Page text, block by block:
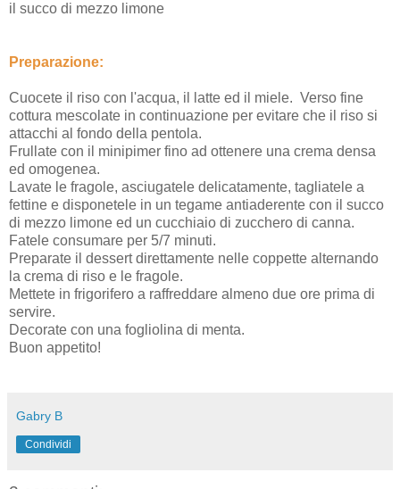
il succo di mezzo limone
Preparazione:
Cuocete il riso con l'acqua, il latte ed il miele. Verso fine
cottura mescolate in continuazione per evitare che il riso si
attacchi al fondo della pentola.
Frullate con il minipimer fino ad ottenere una crema densa
ed omogenea.
Lavate le fragole, asciugatele delicatamente, tagliatele a
fettine e disponetele in un tegame antiaderente con il succo
di mezzo limone ed un cucchiaio di zucchero di canna.
Fatele consumare per 5/7 minuti.
Preparate il dessert direttamente nelle coppette alternando
la crema di riso e le fragole.
Mettete in frigorifero a raffreddare almeno due ore prima di
servire.
Decorate con una fogliolina di menta.
Buon appetito!
Gabry B
Condividi